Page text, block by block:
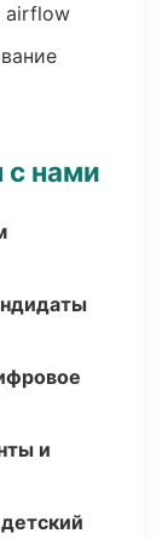
airflow
нами
и